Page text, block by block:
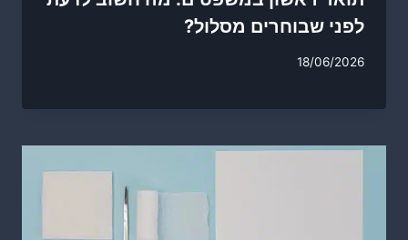
לפני שבוחרים מסלול?
18/06/2026